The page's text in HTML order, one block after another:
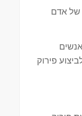
של אדם
פירוק